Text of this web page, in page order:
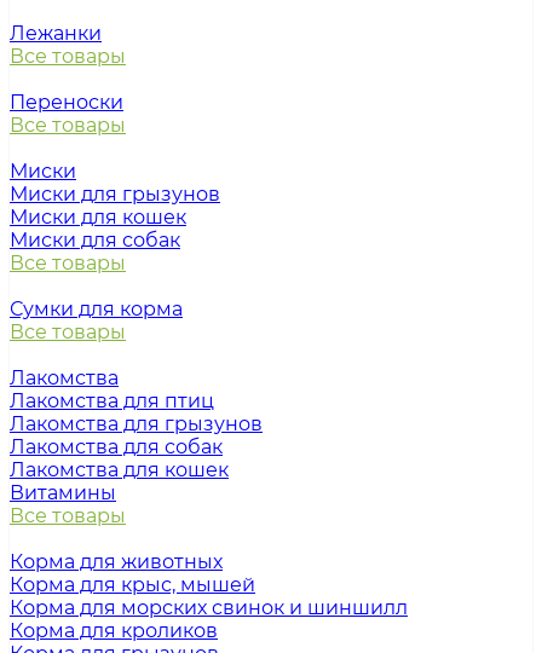
Лежанки
Все товары
Переноски
Все товары
Миски
Миски для грызунов
Миски для кошек
Миски для собак
Все товары
Сумки для корма
Все товары
Лакомства
Лакомства для птиц
Лакомства для грызунов
Лакомства для собак
Лакомства для кошек
Витамины
Все товары
Корма для животных
Корма для крыс, мышей
Корма для морских свинок и шиншилл
Корма для кроликов